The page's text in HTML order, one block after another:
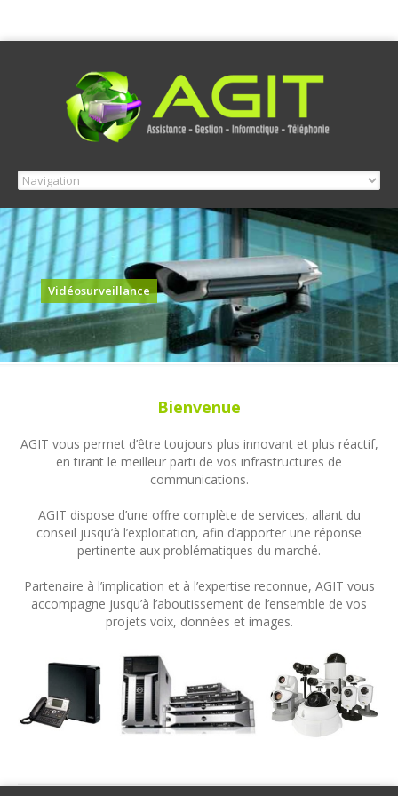
Vidéosurveillance
Bienvenue
AGIT vous permet d’être toujours plus innovant et plus réactif,
en tirant le meilleur parti de vos infrastructures de
communications.
AGIT dispose d’une offre complète de services, allant du
conseil jusqu’à l’exploitation, afin d’apporter une réponse
pertinente aux problématiques du marché.
Partenaire à l’implication et à l’expertise reconnue, AGIT vous
accompagne jusqu’à l’aboutissement de l’ensemble de vos
projets voix, données et images.